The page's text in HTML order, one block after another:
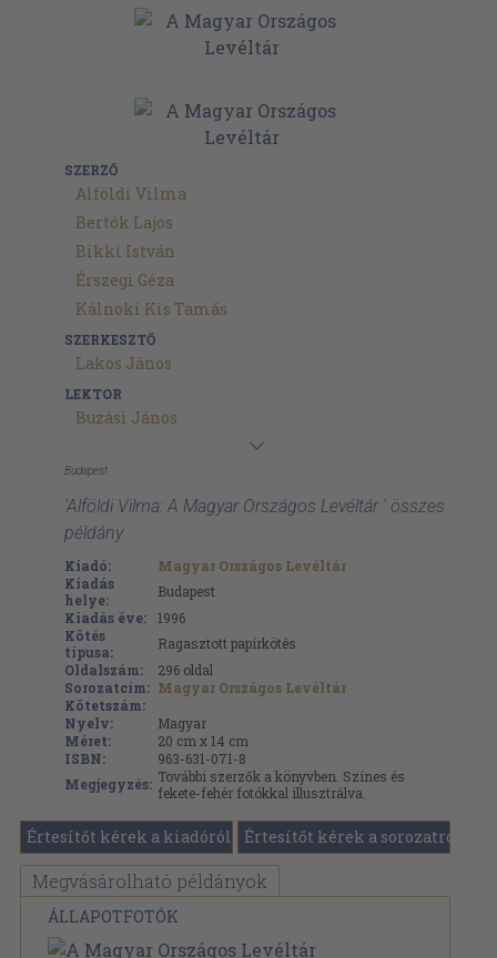
SZERZŐ
Alföldi Vilma
Bertók Lajos
Bikki István
Érszegi Géza
Kálnoki Kis Tamás
SZERKESZTŐ
Lakos János
LEKTOR
Buzási János
Budapest
'Alföldi Vilma: A Magyar Országos Levéltár ' összes
példány
Kiadó:
Magyar Országos Levéltár
Kiadás
helye:
Budapest
Kiadás éve:
1996
Kötés
típusa:
Ragasztott papírkötés
Oldalszám:
296 oldal
Sorozatcím: Magyar Országos Levéltár
Kötetszám:
Nyelv:
Magyar
Méret:
20 cm x 14 cm
ISBN:
963-631-071-8
Megjegyzés: További szerzők a könyvben. Színes és
fekete-fehér fotókkal illusztrálva.
Értesítőt kérek a kiadóról Értesítőt kérek a sorozatról
Megvásárolható példányok
ÁLLAPOTFOTÓK